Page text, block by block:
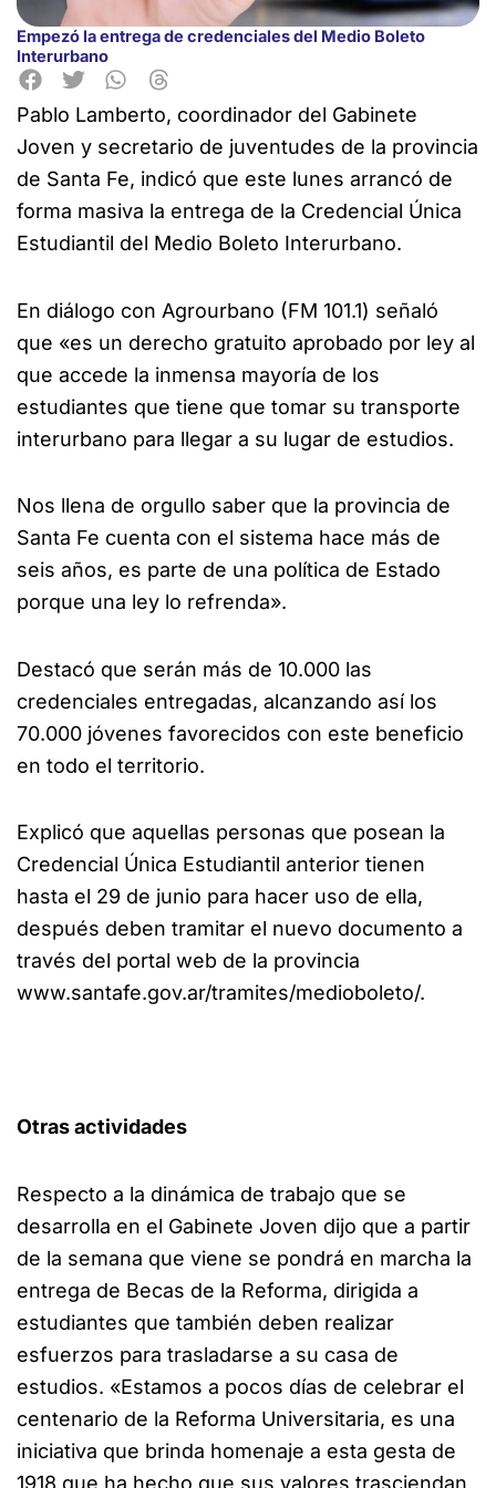
Empezó la entrega de credenciales del Medio Boleto
Interurbano
Pablo Lamberto, coordinador del Gabinete
Joven y secretario de juventudes de la provincia
de Santa Fe, indicó que este lunes arrancó de
forma masiva la entrega de la Credencial Única
Estudiantil del Medio Boleto Interurbano.
En diálogo con Agrourbano (FM 101.1) señaló
que «es un derecho gratuito aprobado por ley al
que accede la inmensa mayoría de los
estudiantes que tiene que tomar su transporte
interurbano para llegar a su lugar de estudios.
Nos llena de orgullo saber que la provincia de
Santa Fe cuenta con el sistema hace más de
seis años, es parte de una política de Estado
porque una ley lo refrenda».
Destacó que serán más de 10.000 las
credenciales entregadas, alcanzando así los
70.000 jóvenes favorecidos con este beneficio
en todo el territorio.
Explicó que aquellas personas que posean la
Credencial Única Estudiantil anterior tienen
hasta el 29 de junio para hacer uso de ella,
después deben tramitar el nuevo documento a
través del portal web de la provincia
www.santafe.gov.ar/tramites/medioboleto/.
Otras actividades
Respecto a la dinámica de trabajo que se
desarrolla en el Gabinete Joven dijo que a partir
de la semana que viene se pondrá en marcha la
entrega de Becas de la Reforma, dirigida a
estudiantes que también deben realizar
esfuerzos para trasladarse a su casa de
estudios. «Estamos a pocos días de celebrar el
centenario de la Reforma Universitaria, es una
iniciativa que brinda homenaje a esta gesta de
1918 que ha hecho que sus valores trasciendan